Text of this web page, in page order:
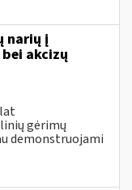
narių į
akcizų
gėrimų
demonstruojami